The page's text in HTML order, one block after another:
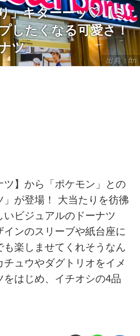
出典：ftn
」キターーッ♡【ミ
したくなる可愛さ！
ツ」
ツ】から「ポケモン」との
」が登場！ 大当たりを彷彿
いビジュアルのドーナツ
インのスリーブや紙台座に
も楽しませてくれそうなん
ュウやダグトリオをイメ
をはじめ、イチオシの4品